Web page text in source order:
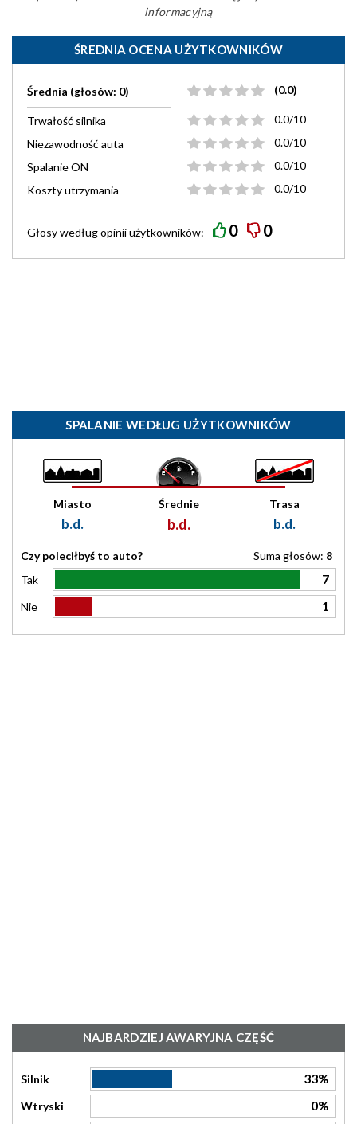
informacyjną
ŚREDNIA OCENA UŻYTKOWNIKÓW
Średnia (głosów: 0) (0.0)
Trwałość silnika
0.0/10
Niezawodność auta
0.0/10
Spalanie ON
0.0/10
Koszty utrzymania
0.0/10
Głosy wedługopiniiużytkowników: 0 0
SPALANIE WEDŁUG UŻYTKOWNIKÓW
Miasto
b.d.
Średnie
b.d.
Trasa
b.d.
Czy poleciłbyś to auto? Suma głosów: 8
Tak
7
Nie 1
NAJBARDZIEJ AWARYJNA CZĘŚĆ
Silnik 33%
Wtryski 0%